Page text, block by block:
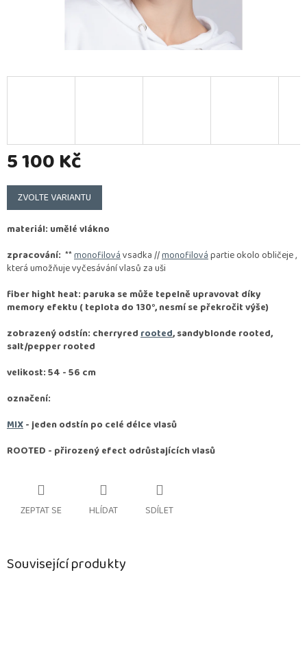
5 100 Kč
Měrná
cena:
ZVOLTE VARIANTU
materiál: umělé vlákno
zpracování: **monofilovávsadka //monofilovápartie okolo obličeje ,
která umožňuje vyčesávání vlasů za uši
fiber hight heat: paruka se může tepelně upravovat díky
memory efektu ( teplota do 130°, nesmí se překročit výše)
zobrazený odstín: cherryredrooted, sandyblonde rooted,
salt/pepper rooted
velikost: 54 - 56 cm
označení:
MIX- jeden odstín po celé délce vlasů
ROOTED - přirozený efect odrůstajících vlasů
ZEPTAT SE HLÍDAT SDÍLET
Související produkty